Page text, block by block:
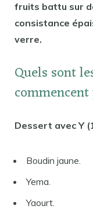
fruits battu sur
consistance
verre.
Quels sont
Dessert avec Y
Boudin jaune.
Yema.
Yaourt.